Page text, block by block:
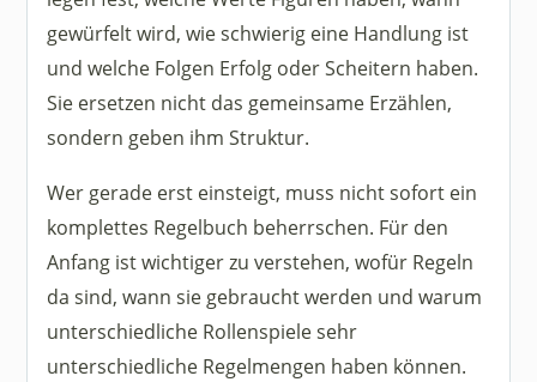
gewürfelt wird, wie schwierig eine Handlung ist
und welche Folgen Erfolg oder Scheitern haben.
Sie ersetzen nicht das gemeinsame Erzählen,
sondern geben ihm Struktur.
Wer gerade erst einsteigt, muss nicht sofort ein
komplettes Regelbuch beherrschen. Für den
Anfang ist wichtiger zu verstehen, wofür Regeln
da sind, wann sie gebraucht werden und warum
unterschiedliche Rollenspiele sehr
unterschiedliche Regelmengen haben können.